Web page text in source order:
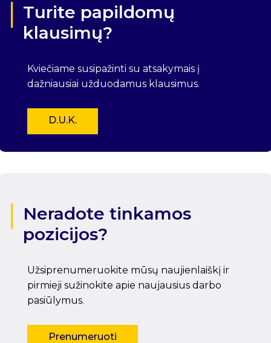
Turite papildomų
klausimų?
Kviečiame susipažinti su atsakymais į
dažniausiai užduodamus klausimus.
D.U.K.
Neradote tinkamos
pozicijos?
Užsiprenumeruokite mūsų naujienlaiškį ir
pirmieji sužinokite apie naujausius darbo
pasiūlymus.
Prenumeruoti